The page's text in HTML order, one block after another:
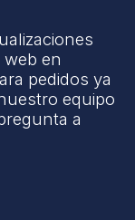
en
pedidos ya
equipo
a